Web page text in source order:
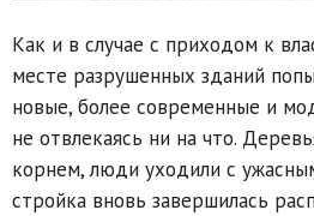
Как и в случае с приходом к
месте разрушенных зданий
новые, более современные и
не отвлекаясь ни на что.
корнем, люди уходили с
стройка вновь завершилась